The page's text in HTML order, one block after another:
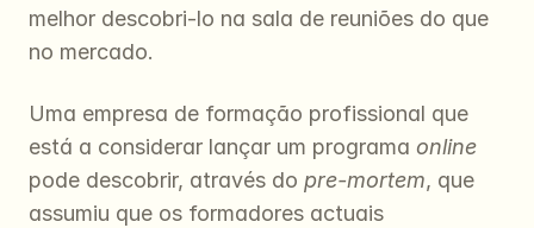
melhor descobri-lo na sala de reuniões do que
no mercado.
Uma empresa de formação profissional que
está a considerar lançar um programa online
pode descobrir, através do pre-mortem, que
assumiu que os formadores actuais